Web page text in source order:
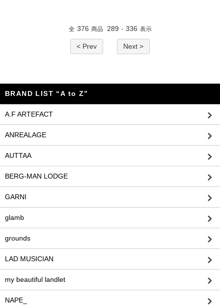
全 376 商品 289 - 336 表示
< Prev Next >
BRAND LIST “A to Z”
A.F ARTEFACT
ANREALAGE
AUTTAA
BERG-MAN LODGE
GARNI
glamb
grounds
LAD MUSICIAN
my beautiful landlet
NAPE_